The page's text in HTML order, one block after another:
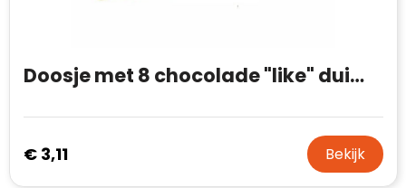
Doosje met 8 chocolade "like" duimpjes
€ 3,11 Bekijk